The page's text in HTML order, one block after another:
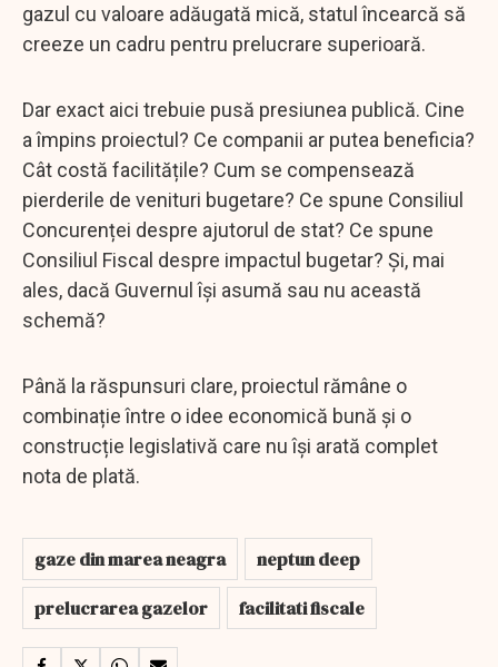
gazul cu valoare adăugată mică, statul încearcă să
creeze un cadru pentru prelucrare superioară.
Dar exact aici trebuie pusă presiunea publică. Cine
a împins proiectul? Ce companii ar putea beneficia?
Cât costă facilitățile? Cum se compensează
pierderile de venituri bugetare? Ce spune Consiliul
Concurenței despre ajutorul de stat? Ce spune
Consiliul Fiscal despre impactul bugetar? Și, mai
ales, dacă Guvernul își asumă sau nu această
schemă?
Până la răspunsuri clare, proiectul rămâne o
combinație între o idee economică bună și o
construcție legislativă care nu își arată complet
nota de plată.
gaze din marea neagra
neptun deep
prelucrarea gazelor
facilitati fiscale